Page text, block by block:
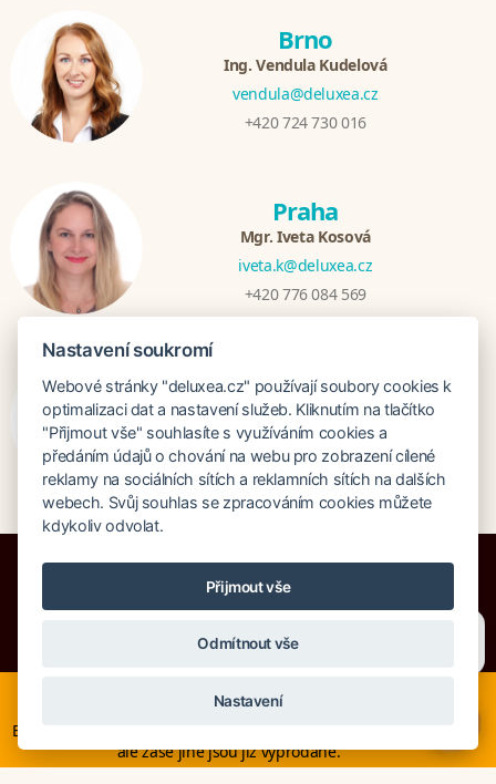
Brno
Ing. Vendula Kudelová
vendula@deluxea.cz
+420 724 730 016
Praha
Mgr. Iveta Kosová
iveta.k@deluxea.cz
+420 776 084 569
Bratislava
Katarina Hutníková
katarina@deluxea.sk
+421 948 759 074
Pojištění proti úpadku 125 000 000 Kč
© Copyright DELUXEA a.s. 1995-2026
neřešíte na poslední chvíli. Smartwings i Austrian lety po
Evropě neruší. Mnohé hotely v Evropě stále nabízí akční ceny,
ale zase jiné jsou již vyprodané.
×
Nastavení soukromí
Webové stránky "deluxea.cz" používají soubory cookies k
optimalizaci dat a nastavení služeb. Kliknutím na tlačítko
"Přijmout vše" souhlasíte s využíváním cookies a
předáním údajů o chování na webu pro zobrazení cílené
reklamy na sociálních sítích a reklamních sítích na dalších
webech. Svůj souhlas se zpracováním cookies můžete
kdykoliv odvolat.
Přijmout vše
Odmítnout vše
Nastavení
Potřebujete poradit?
Zeptejte se našeho asistenta
Chettyho.